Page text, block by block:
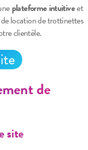
plateforme intuitiveet
location de trottinettes
clientèle.
de
site